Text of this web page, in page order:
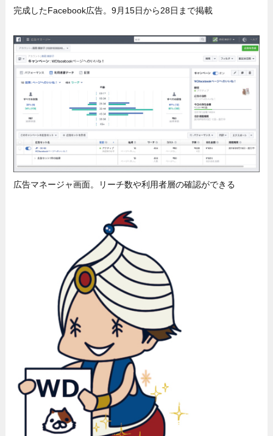
完成したFacebook広告。9月15日から28日まで掲載
広告マネージャ画面。リーチ数や利用者層の確認ができる